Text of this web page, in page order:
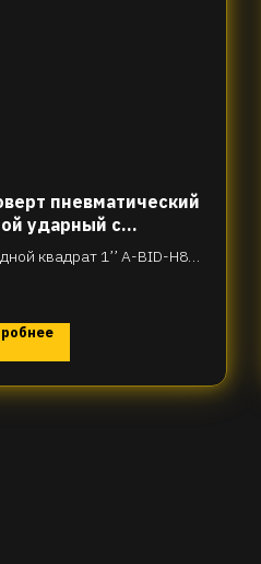
пневматический
ударный с
шпинделем
квадрат 1’’ A-BID-H86-